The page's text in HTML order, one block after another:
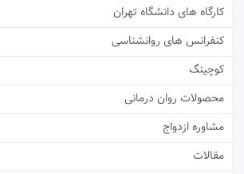
کارگاه های دانشگاه تهران
کنفرانس های روانشناسی
کوچینگ
محصولات روان درمانی
مشاوره ازدواج
مقالات